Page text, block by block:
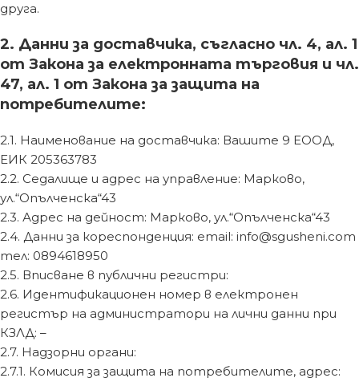
друга.
2. Данни за доставчика, съгласно чл. 4, ал. 1
от Закона за електронната търговия и чл.
47, ал. 1 от Закона за защита на
потребителите:
2.1. Наименование на доставчика: Вашите 9 ЕООД,
ЕИК 205363783
2.2. Седалище и адрес на управление: Марково,
ул.“Опълченска“43
2.3. Адрес на дейност: Марково, ул.“Опълченска“43
2.4. Данни за кореспонденция: email: info@sgusheni.com
тел: 0894618950
2.5. Вписване в публични регистри:
2.6. Идентификационен номер в електронен
регистър на администратори на лични данни при
КЗЛД: –
2.7. Надзорни органи:
2.7.1. Комисия за защита на потребителите, адрес: